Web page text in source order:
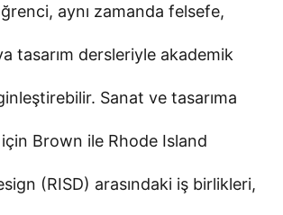
aynı zamanda felsefe,
tasarım dersleriyle akademik
Sanat ve tasarıma
Brown ile Rhode Island
(RISD) arasındaki iş birlikleri,